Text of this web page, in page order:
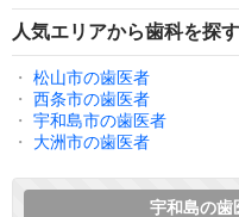
人気エリアから歯科を探す
・ 松山市の歯医者
・
西条市の歯医者
・
宇和島市の歯医者
・
大洲市の歯医者
宇和島の歯